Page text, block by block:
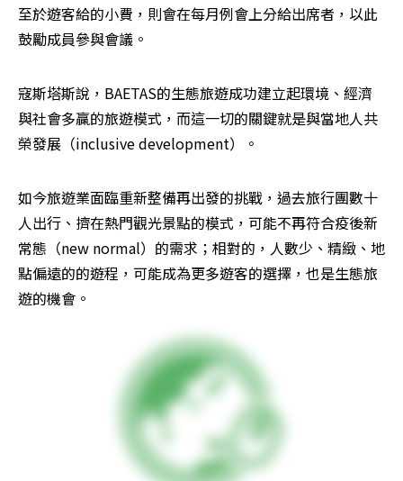
至於遊客給的小費，則會在每月例會上分給出席者，以此
鼓勵成員參與會議。
寇斯塔斯說，BAETAS的生態旅遊成功建立起環境、經濟
與社會多贏的旅遊模式，而這一切的關鍵就是與當地人共
榮發展（inclusive development）。
如今旅遊業面臨重新整備再出發的挑戰，過去旅行團數十
人出行、擠在熱門觀光景點的模式，可能不再符合疫後新
常態（new normal）的需求；相對的，人數少、精緻、地
點偏遠的的遊程，可能成為更多遊客的選擇，也是生態旅
遊的機會。